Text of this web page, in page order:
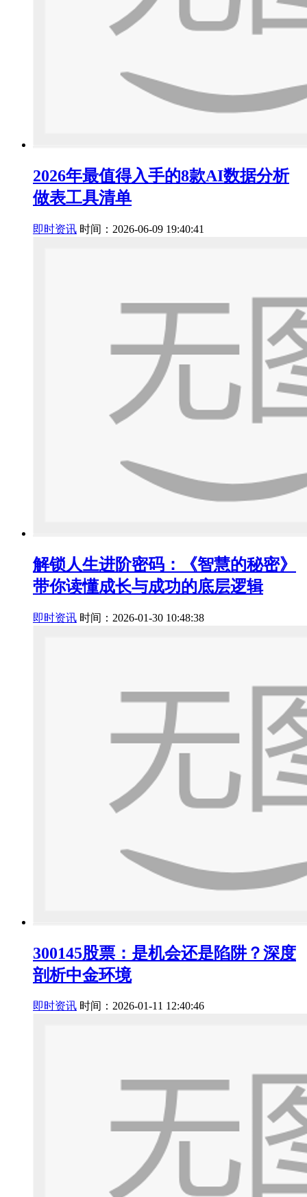
2026年最值得入手的8款AI数据分析
做表工具清单
即时资讯 时间：2026-06-09 19:40:41
解锁人生进阶密码：《智慧的秘密》
带你读懂成长与成功的底层逻辑
即时资讯 时间：2026-01-30 10:48:38
300145股票：是机会还是陷阱？深度
剖析中金环境
即时资讯 时间：2026-01-11 12:40:46